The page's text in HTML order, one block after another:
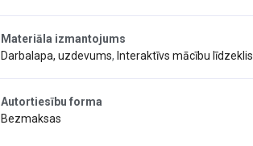
Materiāla izmantojums
Darbalapa, uzdevums, Interaktīvs mācību līdzeklis
Autortiesību forma
Bezmaksas